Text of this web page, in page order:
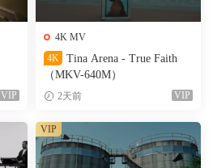
VIP
4K MV
4K
Tina Arena - True Faith
（MKV-640M）
2天前 VIP
VIP